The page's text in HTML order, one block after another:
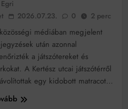
akár 5 százalékkal is
meg: minket
város
mint a szerelem
is elhitte
Egri
2026.07.23. 0 2 perc
médiában megjelent
után azonnal
a játszótereket és
A Kertész utcai játszótérről
egy kidobott matracot…